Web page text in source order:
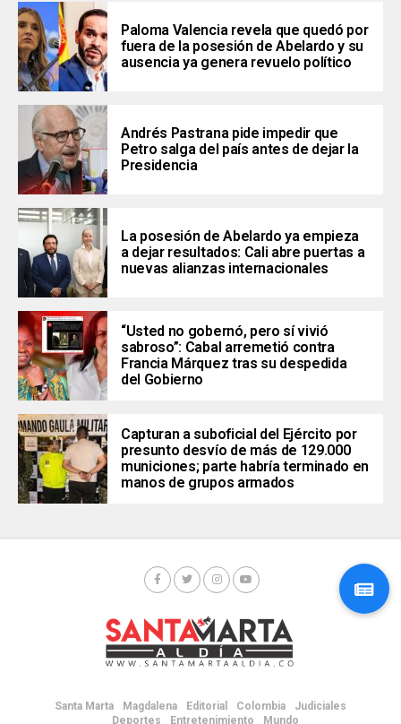
Paloma Valencia revela que quedó por
fuera de la posesión de Abelardo y su
ausencia ya genera revuelo político
Andrés Pastrana pide impedir que
Petro salga del país antes de dejar la
Presidencia
La posesión de Abelardo ya empieza
a dejar resultados: Cali abre puertas a
nuevas alianzas internacionales
“Usted no gobernó, pero sí vivió
sabroso”: Cabal arremetió contra
Francia Márquez tras su despedida
del Gobierno
Capturan a suboficial del Ejército por
presunto desvío de más de 129.000
municiones; parte habría terminado en
manos de grupos armados
Santa Marta Magdalena Editorial Colombia
Judiciales
Deportes
Entretenimiento Mundo